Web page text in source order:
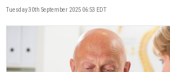
Tuesday 30th September 2025 06:53 EDT